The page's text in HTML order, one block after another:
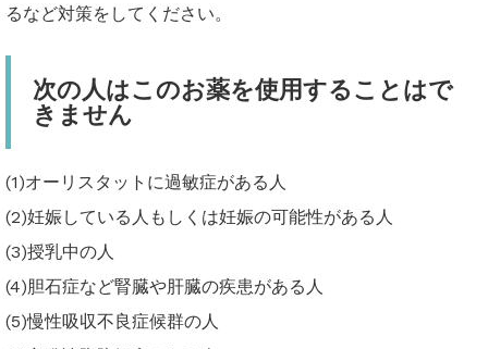
るなど対策をしてください。
次の人はこのお薬を使用することはで
きません
(1)オーリスタットに過敏症がある人
(2)妊娠している人もしくは妊娠の可能性がある人
(3)授乳中の人
(4)胆石症など腎臓や肝臓の疾患がある人
(5)慢性吸収不良症候群の人